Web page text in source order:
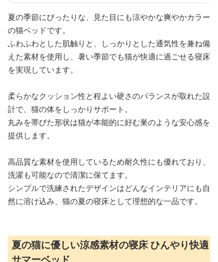
夏の季節にぴったりな、見た目にも涼やかな爽やかカラー
の猫ベッドです。
ふわふわとした肌触りと、しっかりとした通気性を兼ね備
えた素材を使用し、暑い季節でも猫が快適に過ごせる寝床
を実現しています。
柔らかなクッション性と程よい硬さのバランスが取れた設
計で、猫の体をしっかりサポート。
丸みを帯びた形状は猫が本能的に好む巣のような安心感を
提供します。
高品質な素材を使用しているため耐久性にも優れており、
洗濯も可能なので清潔に保てます。
シンプルで洗練されたデザインはどんなインテリアにも自
然に溶け込み、猫の夏の寝床として理想的な一品です。
夏の猫に優しい涼感素材の寝床 ひんやり快適
サマーベッド